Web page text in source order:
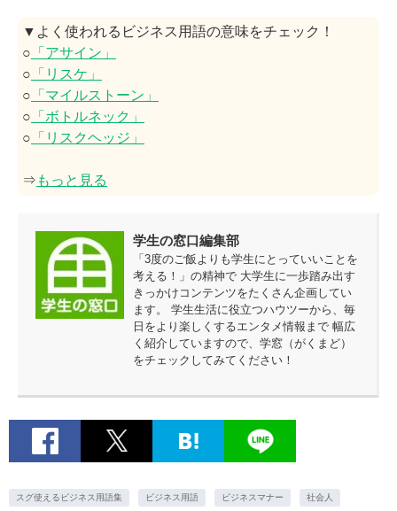
▼よく使われるビジネス用語の意味をチェック！
○ 「アサイン」
○ 「リスケ」
○ 「マイルストーン」
○ 「ボトルネック」
○ 「リスクヘッジ」
⇒ もっと見る
学生の窓口編集部
「3度のご飯よりも学生にとっていいことを
考える！」の精神で 大学生に一歩踏み出す
きっかけコンテンツをたくさん企画してい
ます。 学生生活に役立つハウツーから、毎
日をより楽しくするエンタメ情報まで 幅広
く紹介していますので、学窓（がくまど）
をチェックしてみてください！
スグ使えるビジネス用語集 ビジネス用語 ビジネスマナー 社会人